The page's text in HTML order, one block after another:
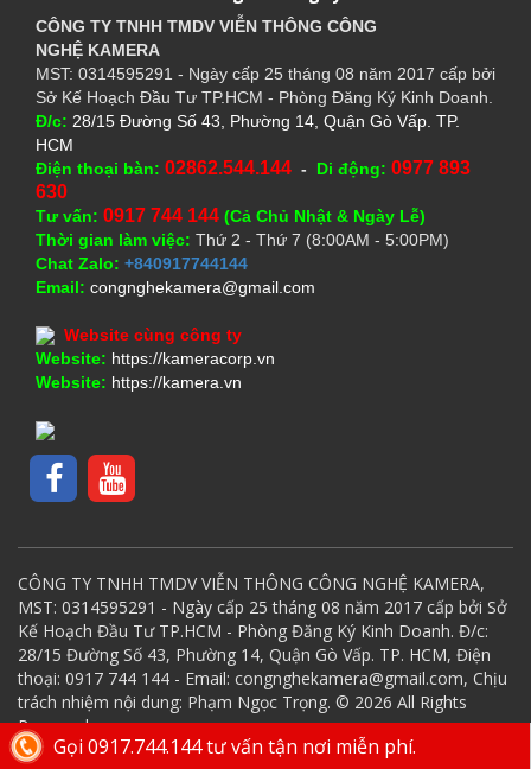
Gọi 0917.744.144 tư vấn tận nơi miễn phí.
CÔNG TY TNHH TMDV VIỄN THÔNG CÔNG
NGHỆ KAMERA
MST: 0314595291 - Ngày cấp 25 tháng 08 năm 2017 cấp bởi
Sở Kế Hoạch Đầu Tư TP.HCM - Phòng Đăng Ký Kinh Doanh.
Đ/c: 28/15 Đường Số 43, Phường 14, Quận Gò Vấp. TP.
HCM
Điện thoại bàn: 02862.544.144 - Di động: 0977 893
630
Tư vấn: 0917 744 144 (Cả Chủ Nhật & Ngày Lễ)
Thời gian làm việc: Thứ 2 - Thứ 7 (8:00AM - 5:00PM)
Chat Zalo: +840917744144
Email: congnghekamera@gmail.com
Website cùng công ty
Website: https://kameracorp.vn
Website: https://kamera.vn
CÔNG TY TNHH TMDV VIỄN THÔNG CÔNG NGHỆ KAMERA,
MST: 0314595291 - Ngày cấp 25 tháng 08 năm 2017 cấp bởi Sở
Kế Hoạch Đầu Tư TP.HCM - Phòng Đăng Ký Kinh Doanh. Đ/c:
28/15 Đường Số 43, Phường 14, Quận Gò Vấp. TP. HCM, Điện
thoại: 0917 744 144 - Email: congnghekamera@gmail.com, Chịu
trách nhiệm nội dung: Phạm Ngọc Trọng. © 2026 All Rights
Reserved.